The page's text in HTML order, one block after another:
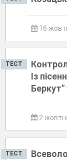
16
ТЕСТ
Із
Беркут"
2
ТЕСТ